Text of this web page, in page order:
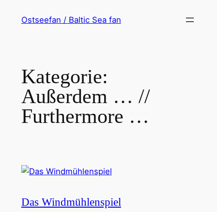
InhaltOstseefan / Baltic Sea fan
Kategorie:
Außerdem … //
Furthermore …
Das Windmühlenspiel